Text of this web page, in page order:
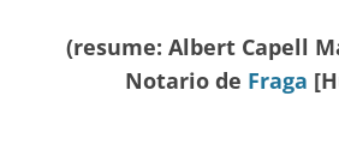
(resume: Albert Capell
Notario de Fraga